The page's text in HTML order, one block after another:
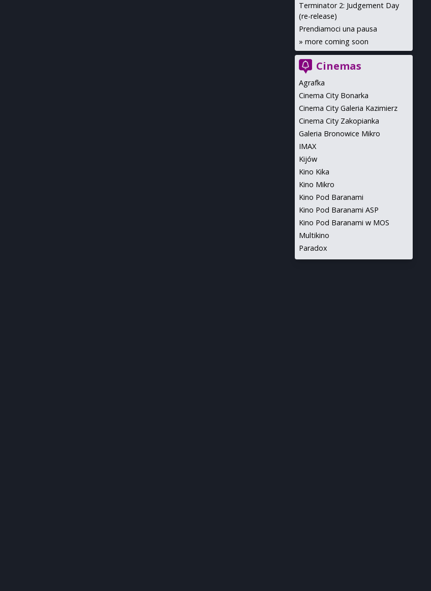
Terminator 2: Judgement Day
(re-release)
Prendiamoci una pausa
» more coming soon
Cinemas
Agrafka
Cinema City Bonarka
Cinema City Galeria Kazimierz
Cinema City Zakopianka
Galeria Bronowice Mikro
IMAX
Kijów
Kino Kika
Kino Mikro
Kino Pod Baranami
Kino Pod Baranami ASP
Kino Pod Baranami w MOS
Multikino
Paradox